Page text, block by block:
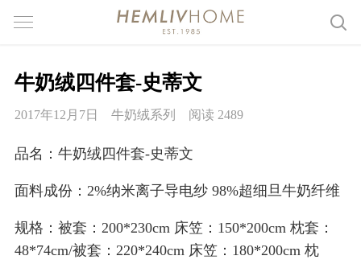
牛奶绒四件套-史蒂文
2017年12月7日 牛奶绒系列 阅读 2489
品名：牛奶绒四件套-史蒂文
面料成份：2%纳米离子导电纱 98%超细旦牛奶纤维
规格：被套：200*230cm 床笠：150*200cm 枕套：
48*74cm/被套：220*240cm 床笠：180*200cm 枕